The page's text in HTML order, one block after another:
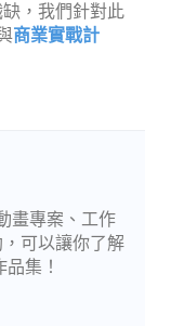
，我們針對此
商業實戰計
畫專案、工作
可以讓你了解
集！